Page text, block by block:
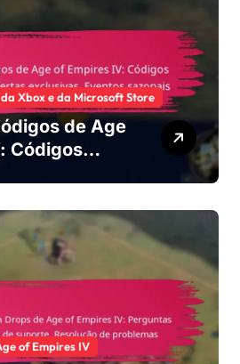
Xbox e da Microsoft Store
de Age
Códigos
Ofertas
of Empires IV